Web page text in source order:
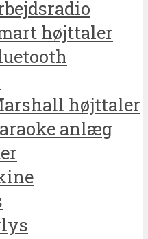
højttaler
højttaler
anlæg